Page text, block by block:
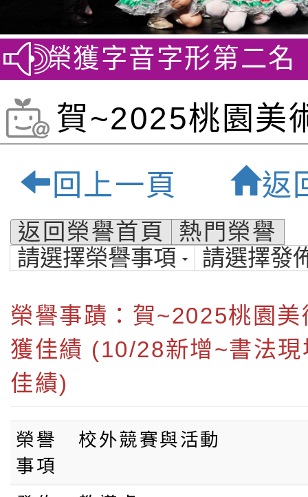
獲字音字形第二名 賀
賀~2025桃園美
榮獲佳績 (10/
法現場書寫比賽
園市私立福祿貝
小學-桃園最優
學
回上一頁 返
返回榮譽首頁
熱門榮譽
請選擇榮譽事項
請選擇發
榮譽事蹟：賀~2025桃園
獲佳績 (10/28新增~書法
佳績)
榮譽
事項
校外競賽與活動